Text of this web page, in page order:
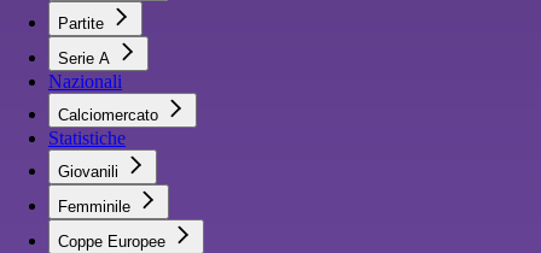
Partite
Serie A
Nazionali
Calciomercato
Statistiche
Giovanili
Femminile
Coppe Europee